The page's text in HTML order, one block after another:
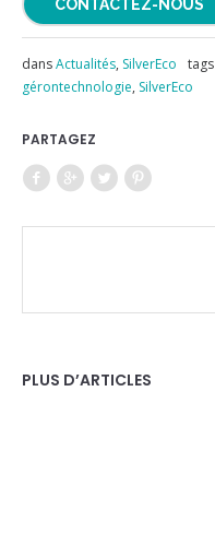
CONTACTEZ-NOUS
dansActualités, SilverEco tags
gérontechnologie, SilverEco
PARTAGEZ
PLUS D’ARTICLES